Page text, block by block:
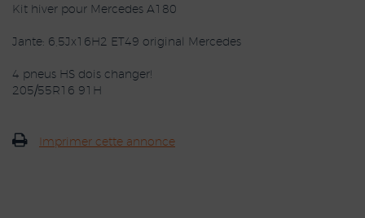
Kit hiver pour Mercedes A180
Jante: 6,5Jx16H2 ET49 original Mercedes
4 pneus HS dois changer!
205/55R16 91H
Imprimer cette annonce